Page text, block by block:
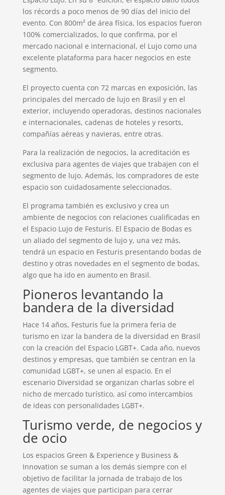
los récords a poco menos de 90 días del inicio del
evento. Con 800m² de área física, los espacios fueron
100% comercializados, lo que confirma, por el
mercado nacional e internacional, el Lujo como una
excelente plataforma para hacer negocios en este
segmento.
El proyecto cuenta con 72 marcas en exposición, las
principales del mercado de lujo en Brasil y en el
exterior, incluyendo operadoras, destinos nacionales
e internacionales, cadenas de hoteles y resorts,
compañías aéreas y navieras, entre otras.
Para la realización de negocios, la acreditación es
exclusiva para agentes de viajes que trabajen con el
segmento de lujo. Además, los compradores de este
espacio son cuidadosamente seleccionados.
El programa también es exclusivo y crea un
ambiente de negocios con relaciones cualificadas en
el Espacio Lujo de Festuris. El Espacio de Bodas es
un aliado del segmento de lujo y, una vez más,
tendrá un espacio en Festuris presentando bodas de
destino y otras novedades en el segmento de bodas,
algo que ha ido en aumento en Brasil.
Pioneros levantando la
bandera de la diversidad
Hace 14 años, Festuris fue la primera feria de
turismo en izar la bandera de la diversidad en Brasil
con la creación del Espacio LGBT+. Cada año, nuevos
destinos y empresas, que también se centran en la
comunidad LGBT+, se unen al espacio. En el
escenario Diversidad se organizan charlas sobre el
nicho de mercado turístico, así como intercambios
de ideas con personalidades LGBT+.
Turismo verde, de negocios y
de ocio
Los espacios Green & Experience y Business &
Innovation se suman a los demás siempre con el
objetivo de facilitar la jornada de trabajo de los
agentes de viajes que participan para cerrar